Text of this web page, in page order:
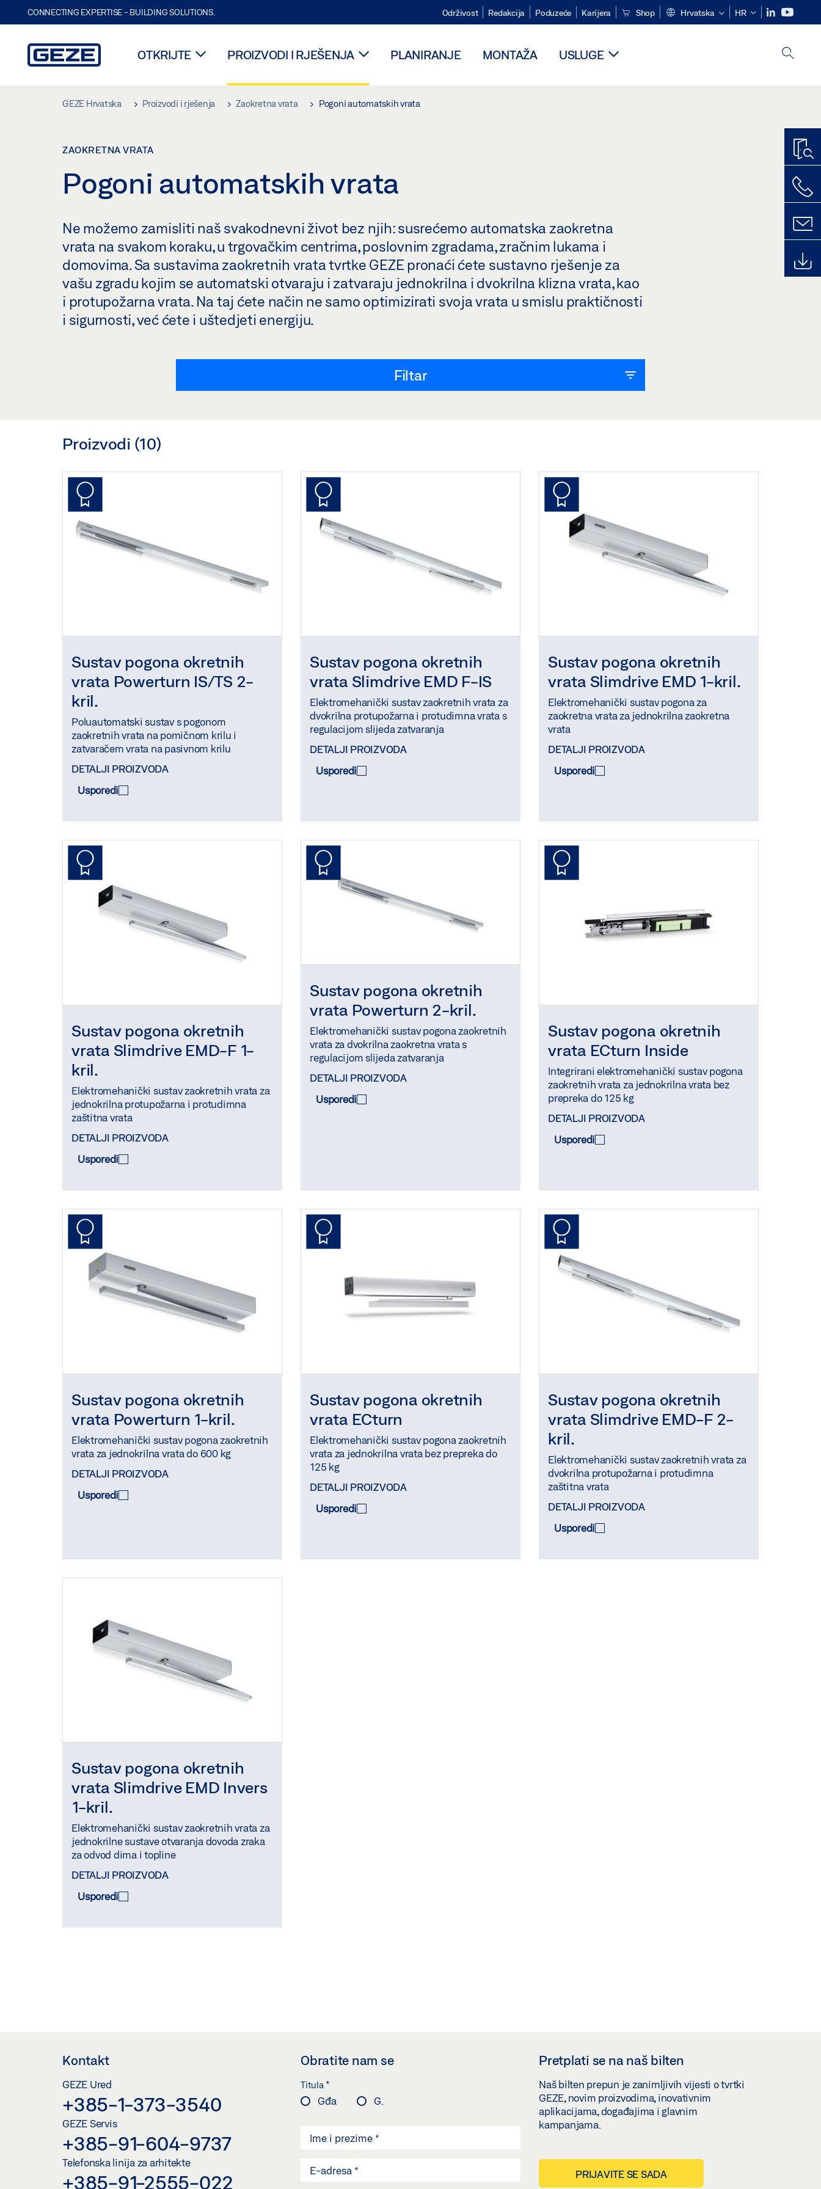
CONNECTING EXPERTISE - BUILDING SOLUTIONS. Održivost Redakcija Poduzeće Karijera Shop Hrvatska HR
OTKRIJTE PROIZVODI I RJEŠENJA PLANIRANJE MONTAŽA USLUGE
GEZE Hrvatska Proizvodi i rješenja Zaokretna vrata Pogoni automatskih vrata
ZAOKRETNA VRATA
Pogoni automatskih vrata
Ne možemo zamisliti naš svakodnevni život bez njih: susrećemo automatska zaokretna
vrata na svakom koraku, u trgovačkim centrima, poslovnim zgradama, zračnim lukama i
domovima. Sa sustavima zaokretnih vrata tvrtke GEZE pronaći ćete sustavno rješenje za
vašu zgradu kojim se automatski otvaraju i zatvaraju jednokrilna i dvokrilna klizna vrata, kao
i protupožarna vrata. Na taj ćete način ne samo optimizirati svoja vrata u smislu praktičnosti
i sigurnosti, već ćete i uštedjeti energiju.
Filtar
Proizvodi (10)
Sustav pogona okretnih
vrata Powerturn IS/TS 2-
kril.
Poluautomatski sustav s pogonom
zaokretnih vrata na pomičnom krilu i
zatvaračem vrata na pasivnom krilu
DETALJI PROIZVODA
Usporedi
Sustav pogona okretnih
vrata Slimdrive EMD F-IS
Elektromehanički sustav zaokretnih vrata za
dvokrilna protupožarna i protudimna vrata s
regulacijom slijeda zatvaranja
DETALJI PROIZVODA
Usporedi
Sustav pogona okretnih
vrata Slimdrive EMD 1-kril.
Elektromehanički sustav pogona za
zaokretna vrata za jednokrilna zaokretna
vrata
DETALJI PROIZVODA
Usporedi
Sustav pogona okretnih
vrata Slimdrive EMD-F 1-
kril.
Elektromehanički sustav zaokretnih vrata za
jednokrilna protupožarna i protudimna
zaštitna vrata
DETALJI PROIZVODA
Usporedi
Sustav pogona okretnih
vrata Powerturn 2-kril.
Elektromehanički sustav pogona zaokretnih
vrata za dvokrilna zaokretna vrata s
regulacijom slijeda zatvaranja
DETALJI PROIZVODA
Usporedi
Sustav pogona okretnih
vrata ECturn Inside
Integrirani elektromehanički sustav pogona
zaokretnih vrata za jednokrilna vrata bez
prepreka do 125 kg
DETALJI PROIZVODA
Usporedi
Sustav pogona okretnih
vrata Powerturn 1-kril.
Elektromehanički sustav pogona zaokretnih
vrata za jednokrilna vrata do 600 kg
DETALJI PROIZVODA
Usporedi
Sustav pogona okretnih
vrata ECturn
Elektromehanički sustav pogona zaokretnih
vrata za jednokrilna vrata bez prepreka do
125 kg
DETALJI PROIZVODA
Usporedi
Sustav pogona okretnih
vrata Slimdrive EMD-F 2-
kril.
Elektromehanički sustav zaokretnih vrata za
dvokrilna protupožarna i protudimna
zaštitna vrata
DETALJI PROIZVODA
Usporedi
Sustav pogona okretnih
vrata Slimdrive EMD Invers
1-kril.
Elektromehanički sustav zaokretnih vrata za
jednokrilne sustave otvaranja dovoda zraka
za odvod dima i topline
DETALJI PROIZVODA
Usporedi
Kontakt
GEZE Ured
+385-1-373-3540
GEZE Servis
+385-91-604-9737
Telefonska linija za arhitekte
+385-91-2555-022
Obratite nam se
Titula *
Gđa
G.
Pretplati se na naš bilten
Naš bilten prepun je zanimljivih vijesti o tvrtki
GEZE, novim proizvodima, inovativnim
aplikacijama, događajima i glavnim
kampanjama.
PRIJAVITE SE SADA